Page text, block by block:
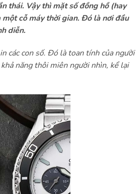
thái. Vậy thì mặt số đồng hồ (hay
cỗ máy thời gian. Đó là nơi đầu
diễn.
các con số. Đó là toan tính của người
năng thôi miên người nhìn, kể lại